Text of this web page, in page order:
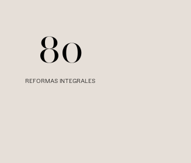
80
REFORMAS INTEGRALES